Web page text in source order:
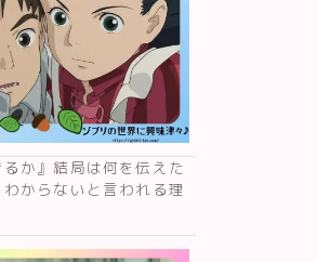
るか』結局は何を伝えた
からないと言われる理